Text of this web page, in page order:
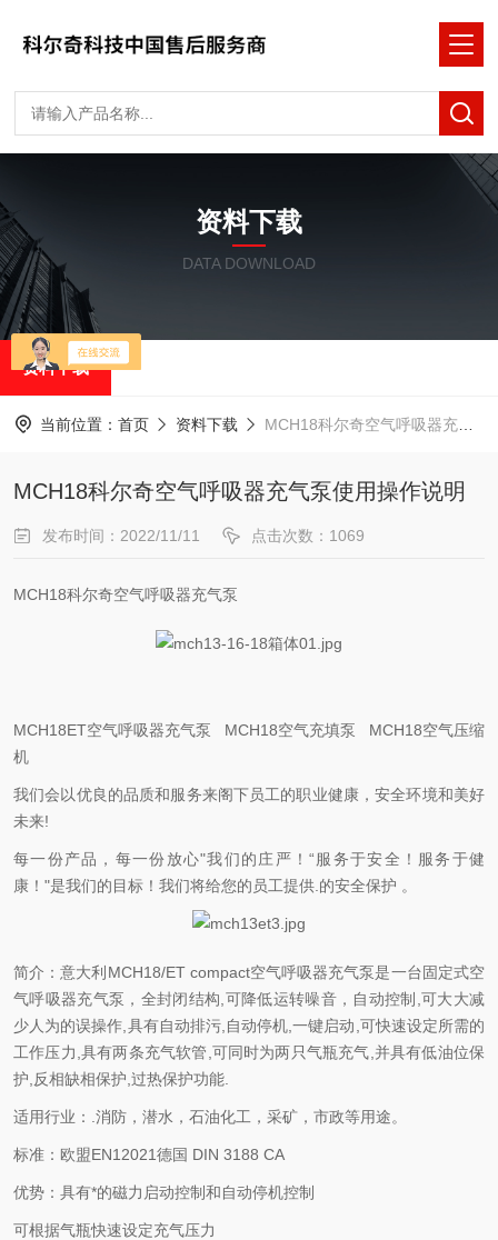
资料下载
DATA DOWNLOAD
资料下载
当前位置： 首页 资料下载 MCH18​科尔奇空气呼吸器充气泵使用操作说明
MCH18​科尔奇空气呼吸器充气泵使用操作说明
发布时间：2022/11/11 点击次数：1069
MCH18科尔奇空气呼吸器充气泵
MCH18ET空气呼吸器充气泵 MCH18空气充填泵 MCH18空气压缩
机
我们会以优良的品质和服务来阁下员工的职业健康，安全环境和美好
未来!
每一份产品，每一份放心"我们的庄严！“服务于安全！服务于健
康！"是我们的目标！我们将给您的员工提供.的安全保护 。
简介：意大利MCH18/ET compact空气呼吸器充气泵是一台固定式空
气呼吸器充气泵，全封闭结构,可降低运转噪音，自动控制,可大大减
少人为的误操作,具有自动排污,自动停机,一键启动,可快速设定所需的
工作压力,具有两条充气软管,可同时为两只气瓶充气,并具有低油位保
护,反相缺相保护,过热保护功能.
适用行业：.消防，潜水，石油化工，采矿，市政等用途。
标准：欧盟EN12021德国 DIN 3188 CA
优势：具有*的磁力启动控制和自动停机控制
可根据气瓶快速设定充气压力